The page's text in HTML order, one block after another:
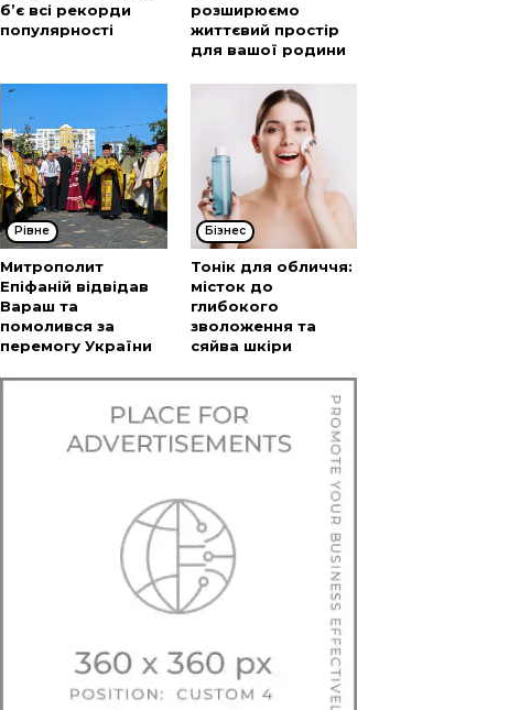
б’є всі рекорди
популярності
розширюємо
життєвий простір
для вашої родини
Рівне
Митрополит
Епіфаній відвідав
Вараш та
помолився за
перемогу України
Бізнес
Тонік для обличчя:
місток до
глибокого
зволоження та
сяйва шкіри